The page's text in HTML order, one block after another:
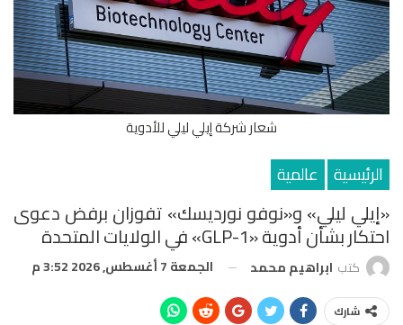
شعار شركة إيلي ليلي للأدوية
الرئيسية عالمية
«إيلي ليلي» و«نوفو نورديسك» تفوزان برفض دعوى
احتكار بشأن أدوية «GLP-1» في الولايات المتحدة
كتب ابراهيم محمد الجمعة 7 أغسطس, 2026 3:52 م
شارك